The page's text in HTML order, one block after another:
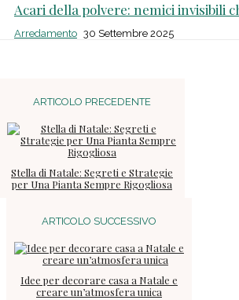
Acari della polvere: nemici invisibili
Arredamento 30 Settembre 2025
ARTICOLO PRECEDENTE
Stella di Natale: Segreti e Strategie
per Una Pianta Sempre Rigogliosa
ARTICOLO SUCCESSIVO
Idee per decorare casa a Natale e
creare un’atmosfera unica